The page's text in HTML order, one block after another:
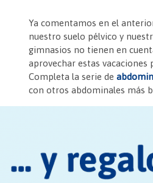
c
e
b
o
o
itt
er
er
es
t
at
s
A
p
p
Ya comentamos en el
nuestro suelo pélvico y
gimnasios no tienen en
aprovechar estas vacaciones
Completa la serie de
con otros abdominales más